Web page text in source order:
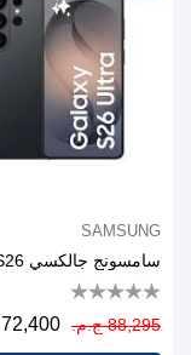
SAMSUNG
88,295 ج.م. 72,400 ج.م.